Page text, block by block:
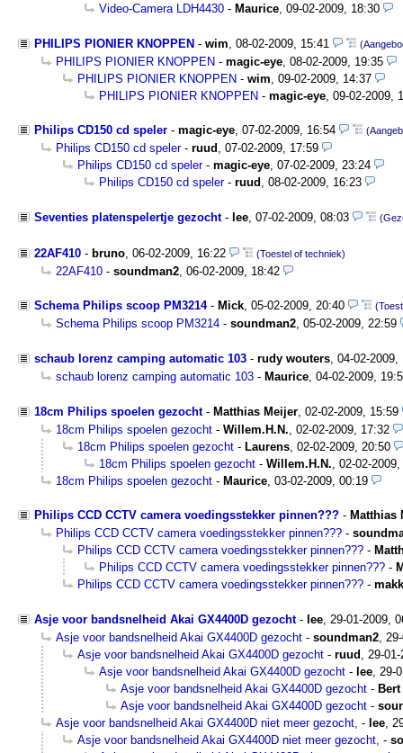
Video-Camera LDH4430 - Maurice 09-02-2009, 18:30
PHILIPS PIONIER KNOPPEN - wim 08-02-2009, 15:41
PHILIPS PIONIER KNOPPEN - magic-eye 08-02-2009, 19:35
PHILIPS PIONIER KNOPPEN - wim 09-02-2009, 14:37
PHILIPS PIONIER KNOPPEN - magic-eye 09-02-2009,
Philips CD150 cd speler - magic-eye, 07-02-2009, 16:54
Philips CD150 cd speler- ruud , 07-02-2009, 17:59
Philips CD150 cd speler- magic-eye, 07-02-2009, 23:24
Philips CD150 cd speler- ruud , 08-02-2009, 16:23
Seventies platenspelertje gezocht- lee 07-02-2009, 08:03
22AF410 - bruno 06-02-2009, 16:22 (Toestel of techniek)
22AF410 - soundman2 06-02-2009, 18:42
Schema Philips scoop PM3214- Mick, 05-02-2009, 20:40
Schema Philips scoop PM3214 - soundman2, 05-02-2009, 22:59
schaub lorenz camping automatic 103 - rudy wouters 04-02-
schaub lorenz camping automatic 103 - Maurice 04-02-2009,
18cm Philips spoelen gezocht- Matthias Meijer 02-02-2009, 15:59
18cm Philips spoelen gezocht - Willem.H.N. 02-02-2009, 17:32
18cm Philips spoelen gezocht - Laurens 02-02-2009, 20:50
18cm Philips spoelen gezocht - Willem.H.N. 02-02-
18cm Philips spoelen gezocht - Maurice 03-02-2009, 00:19
Philips CCD CCTV camera voedingsstekker pinnen??? - Matthias
Philips CCD CCTV camera voedingsstekker pinnen??? -
Philips CCD CCTV camera voedingsstekker pinnen??? -
Philips CCD CCTV camera voedingsstekker pinnen??? -
Philips CCD CCTV camera voedingsstekker pinnen??? -
Asje voor bandsnelheid Akai GX4400D gezocht- lee 29-01-2009,
Asje voor bandsnelheid Akai GX4400D gezocht - soundman2
Asje voor bandsnelheid Akai GX4400D gezocht - ruud
29-
Asje voor bandsnelheid Akai GX4400D gezocht - lee 29-
Asje voor bandsnelheid Akai GX4400D gezocht - Bert
Asje voor bandsnelheid Akai GX4400D gezocht -
Asje voor bandsnelheid Akai GX4400D niet meer gezocht, - lee
Asje voor bandsnelheid Akai GX4400D niet meer gezocht, -